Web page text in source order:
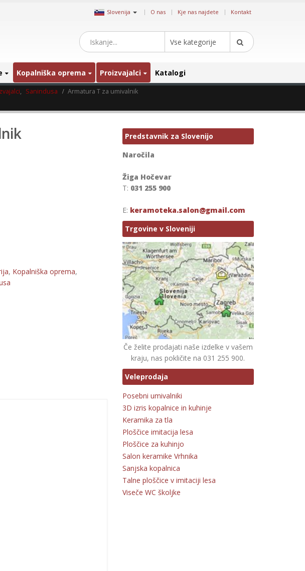
Slovenija | O nas Kje nas najdete Kontakt
Vse kategorije
Kopalniška oprema Proizvajalci Katalogi
, Sanindusa Armatura T za umivalnik
, Kopalniška oprema,
Predstavnik za Slovenijo
Naročila
Žiga Hočevar
T: 031 255 900
E: keramoteka.salon@gmail.com
Trgovine v Sloveniji
Če želite prodajati naše izdelke v vašem
kraju, nas pokličite na 031 255 900.
Veleprodaja
Posebni umivalniki
3D izris kopalnice in kuhinje
Keramika za tla
Ploščice imitacija lesa
Ploščice za kuhinjo
Salon keramike Vrhnika
Sanjska kopalnica
Talne ploščice v imitaciji lesa
Viseče WC školjke